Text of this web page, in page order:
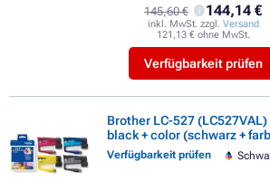
145,60 € 144,14 €
inkl. MwSt. zzgl. Versand
121,13 € ohne MwSt.
Verfügbarkeit prüfen
Brother LC-527
black + color (schwarz +
Verfügbarkeit prüfen